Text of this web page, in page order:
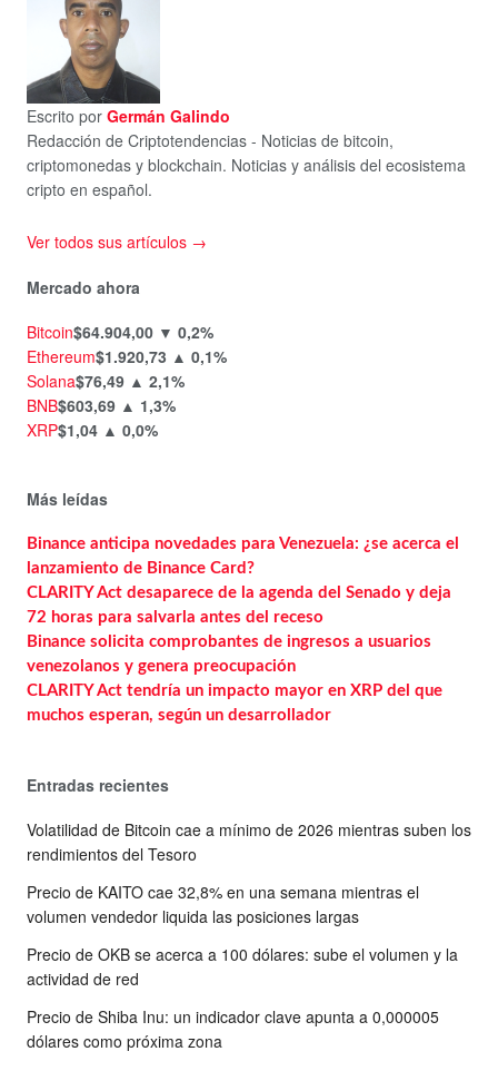
Escrito por Germán Galindo
Redacción de Criptotendencias - Noticias de bitcoin,
criptomonedas y blockchain. Noticias y análisis del ecosistema
cripto en español.
Ver todos sus artículos →
Mercado ahora
Bitcoin$64.904,00 ▼ 0,2%
Ethereum$1.920,73 ▲ 0,1%
Solana$76,49 ▲ 2,1%
BNB$603,69 ▲ 1,3%
XRP$1,04 ▲ 0,0%
Más leídas
Binance anticipa novedades para Venezuela: ¿se acerca el
lanzamiento de Binance Card?
CLARITY Act desaparece de la agenda del Senado y deja
72 horas para salvarla antes del receso
Binance solicita comprobantes de ingresos a usuarios
venezolanos y genera preocupación
CLARITY Act tendría un impacto mayor en XRP del que
muchos esperan, según un desarrollador
Entradas recientes
Volatilidad de Bitcoin cae a mínimo de 2026 mientras suben los
rendimientos del Tesoro
Precio de KAITO cae 32,8% en una semana mientras el
volumen vendedor liquida las posiciones largas
Precio de OKB se acerca a 100 dólares: sube el volumen y la
actividad de red
Precio de Shiba Inu: un indicador clave apunta a 0,000005
dólares como próxima zona